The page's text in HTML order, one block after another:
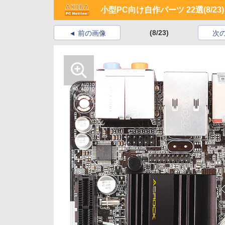
小型PC向け自作パーツ 22選(8/23)
前の画像 (8/23) 次